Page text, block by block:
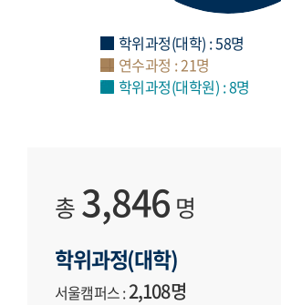
학위과정(대학) : 58명
연수과정 : 21명
학위과정(대학원) : 8명
총3,846 명
학위과정(대학)
서울캠퍼스 :2,108명